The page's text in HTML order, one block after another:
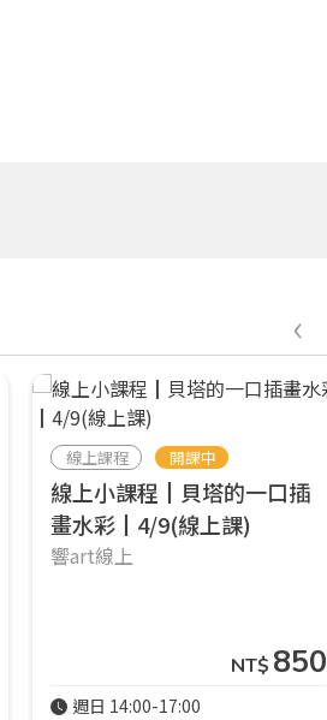
線上課程 開課中
線上小課程┃貝塔的一口插
畫水彩┃4/9(線上課)
響art線上
NT$ 850
週日 14:00-17:00
‹